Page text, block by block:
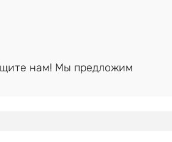
нам! Мы предложим